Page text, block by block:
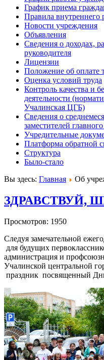
График приема
Правила внутреннего
Новости учреждения
Объявления
Сведения о доходах,
руководителя
Лицензии
Положение об оплате
Оценка условий труда
Контроль качества и
деятельности
Учалинская ЦГБ)
Сведения о
заместителей
Учредительные
Платформа обратной
Структура
Было-стало
Вы здесь: Главная Об
ЗДРАВСТВУЙ,
Просмотров: 1950
Следуя замечательной
для будущих
администрация и
Учалинской центральной
праздник посвященный